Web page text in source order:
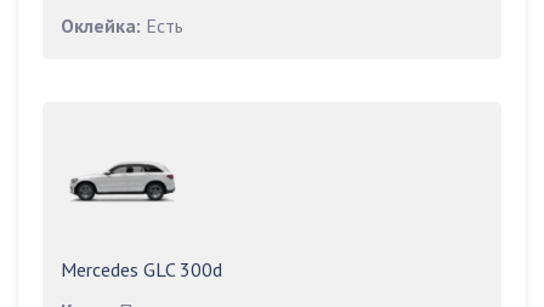
Оклейка: Есть
Mercedes GLC 300d